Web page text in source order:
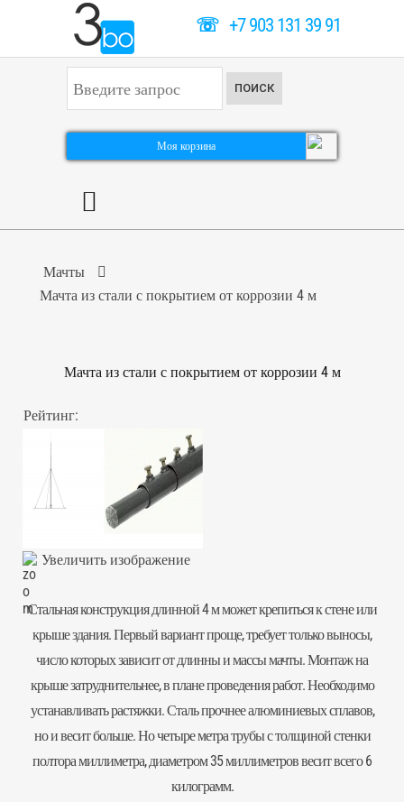
☏+7 903 131 39 91
к
а
ь
ПОИСК
Моя корзина
Мачты
Мачта из стали с покрытием от коррозии 4 м
Мачта из стали с покрытием от коррозии 4 м
Рейтинг:
Увеличить изображение
Стальная конструкция длинной 4 м может крепиться к стене или
крыше здания. Первый вариант проще, требует только выносы,
число которых зависит от длинны и массы мачты. Монтаж на
крыше затруднительнее, в плане проведения работ. Необходимо
устанавливать растяжки. Сталь прочнее алюминиевых сплавов,
но и весит больше. Но четыре метра трубы с толщиной стенки
полтора миллиметра, диаметром 35 миллиметров весит всего 6
килограмм.